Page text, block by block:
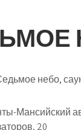
небо,
Мансийский
20